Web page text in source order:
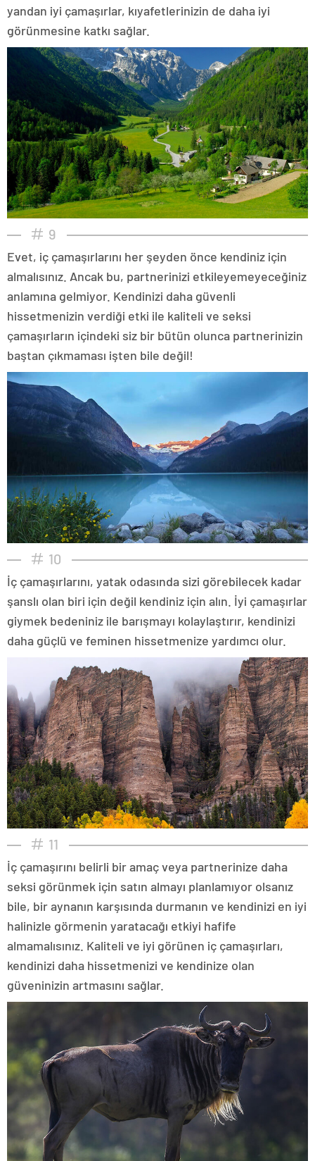
yandan iyi çamaşırlar, kıyafetlerinizin de daha iyi
görünmesine katkı sağlar.
9
Evet, iç çamaşırlarını her şeyden önce kendiniz için
almalısınız. Ancak bu, partnerinizi etkileyemeyeceğiniz
anlamına gelmiyor. Kendinizi daha güvenli
hissetmenizin verdiği etki ile kaliteli ve seksi
çamaşırların içindeki siz bir bütün olunca partnerinizin
baştan çıkmaması işten bile değil!
10
İç çamaşırlarını, yatak odasında sizi görebilecek kadar
şanslı olan biri için değil kendiniz için alın. İyi çamaşırlar
giymek bedeniniz ile barışmayı kolaylaştırır, kendinizi
daha güçlü ve feminen hissetmenize yardımcı olur.
11
İç çamaşırını belirli bir amaç veya partnerinize daha
seksi görünmek için satın almayı planlamıyor olsanız
bile, bir aynanın karşısında durmanın ve kendinizi en iyi
halinizle görmenin yaratacağı etkiyi hafife
almamalısınız. Kaliteli ve iyi görünen iç çamaşırları,
kendinizi daha hissetmenizi ve kendinize olan
güveninizin artmasını sağlar.